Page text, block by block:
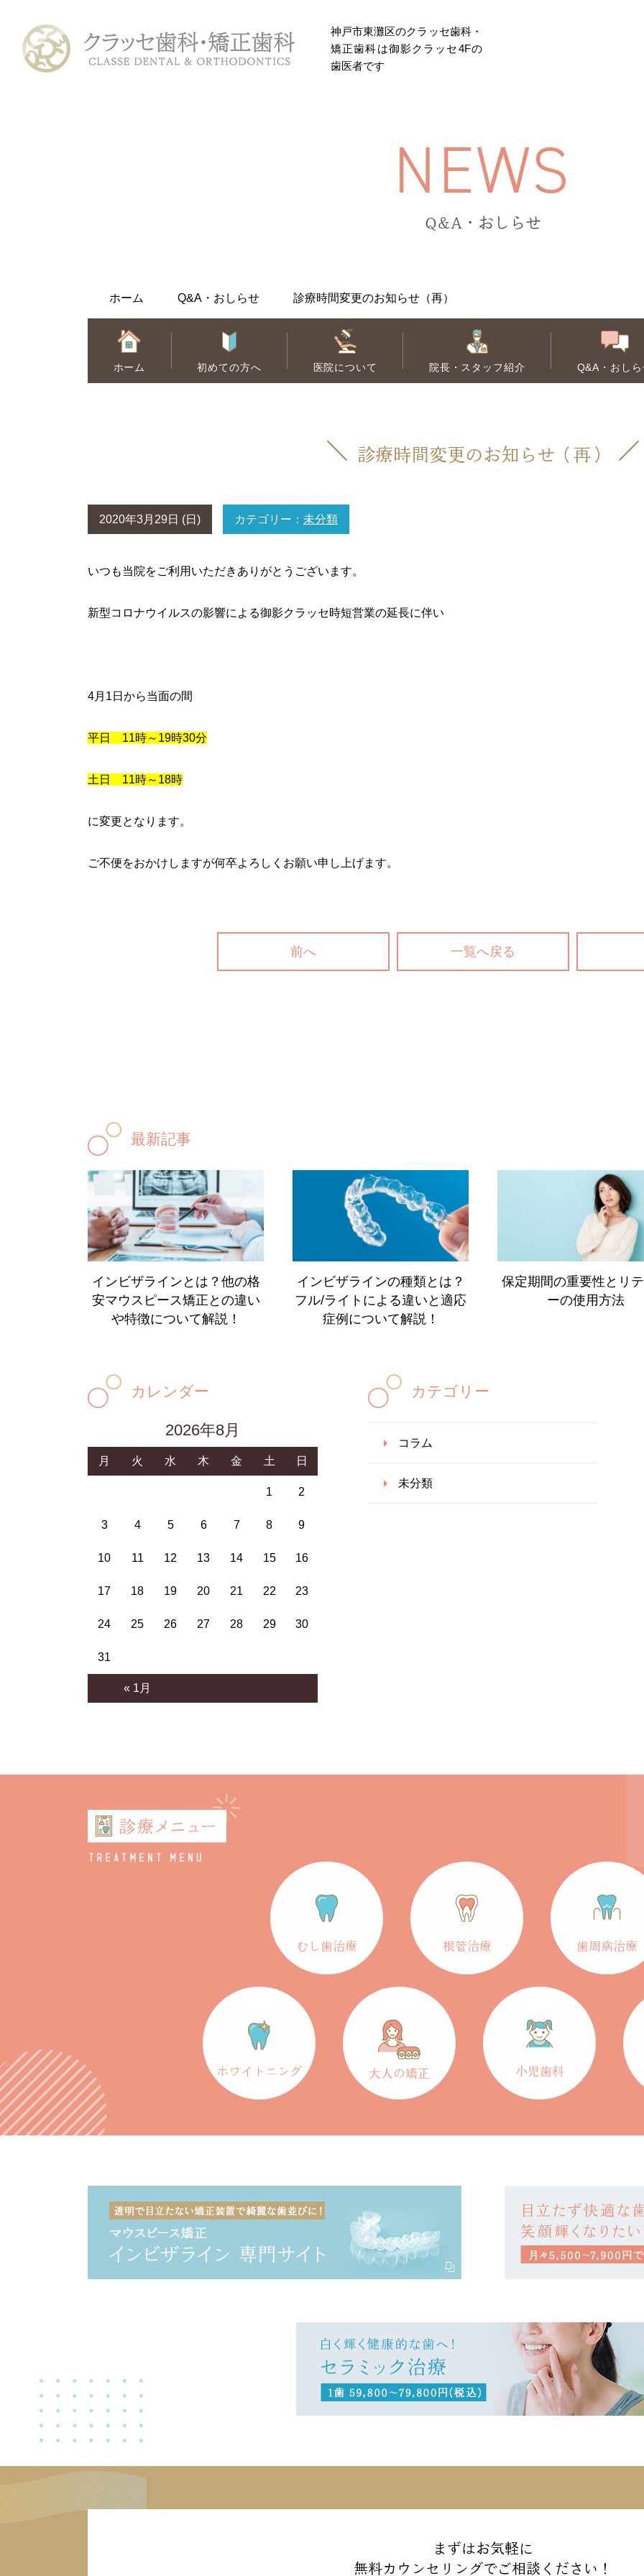
神戸市東灘区のクラッセ歯科・
矯正歯科は御影クラッセ4Fの
歯医者です
医院について
根管治療
小児歯科
Q&A・おしらせ
NEWS
ホーム Q&A・おしらせ 診療時間変更のお知らせ（再）
ホーム 初めての方へ 医院について 院長・スタッフ紹介 Q&A・おし
診療時間変更のお知らせ（再）
2020年3月29日 (日) カテゴリー： 未分類
いつも当院をご利用いただきありがとうございます。
新型コロナウイルスの影響による御影クラッセ時短営業の延長に伴い
4月1日から当面の間
平日 11時～19時30分
土日 11時～18時
に変更となります。
ご不便をおかけしますが何卒よろしくお願い申し上げます。
前へ 一覧へ戻る
カレンダー
2026年8月
月 火 水 木 金 土 日
« 1月
1 2
3 4 5 6 7 8 9
10 11 12 13 14 15 16
17 18 19 20 21 22 23
24 25 26 27 28 29 30
31
最新記事
インビザラインとは？他の格
安マウスピース矯正との違い
や特徴について解説！
インビザラインの種類とは？
フル/ライトによる違いと適応
症例について解説！
保定期間の重要性とリ
ーの使用方法
カテゴリー
コラム
未分類
むし歯治療 根管治療 歯周病治療
ホワイトニング 大人の矯正 小児歯科
まずはお気軽に
無料カウンセリングでご相談ください！